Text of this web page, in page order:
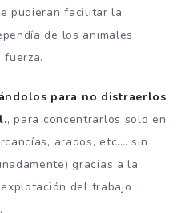
pudieran facilitar la
de los animales
fuerza.
para no distraerlos
, para concentrarlos solo en
arados, etc.… sin
gracias a la
del trabajo